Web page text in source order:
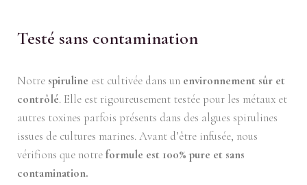
Testé sans contamination
Notre spiruline est cultivée dans un environnement sûr et
contrôlé. Elle est rigoureusement testée pour les métaux et
autres toxines parfois présents dans des algues spirulines
issues de cultures marines. Avant d’être infusée, nous
vérifions que notreformule est 100% pure et sans
contamination.